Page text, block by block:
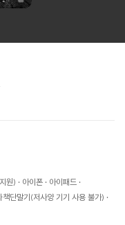
원) 아이폰
아이패드
책단말기(저사양 기기 사용 불가)